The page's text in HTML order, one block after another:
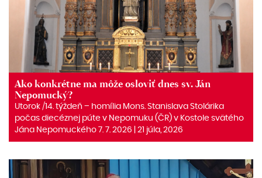
Ako konkrétne ma môže osloviť dnes sv. Ján
Nepomucký?
Utorok /14. týždeň – homília Mons. Stanislava Stolárika
počas diecéznej púte v Nepomuku (ČR) v Kostole svätého
Jána Nepomuckého 7. 7. 2026 | 21 júla, 2026